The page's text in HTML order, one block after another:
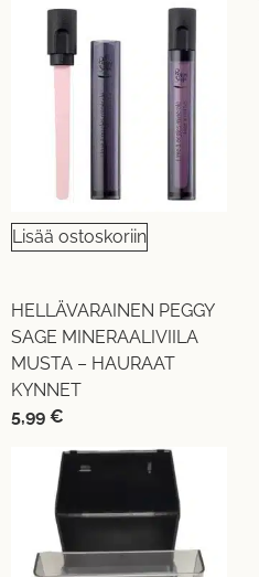
Lisää ostoskoriin
HELLÄVARAINEN PEGGY
SAGE MINERAALIVIILA
MUSTA – HAURAAT
KYNNET
5,99 €